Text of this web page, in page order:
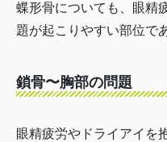
蝶形骨についても、眼精
題が起こりやすい部位で
鎖骨〜胸部の問題
眼精疲労やドライアイを